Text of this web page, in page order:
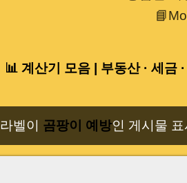
📊 계산기 모음 | 부동산 · 세금
라벨이 곰팡이 예방인 게시물 표